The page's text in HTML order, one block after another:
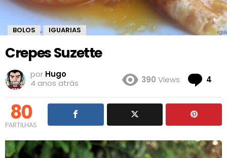
BOLOS , IGUARIAS
Crepes Suzette
por Hugo
4 anos atrás
390 Views 4
80
PARTILHAS